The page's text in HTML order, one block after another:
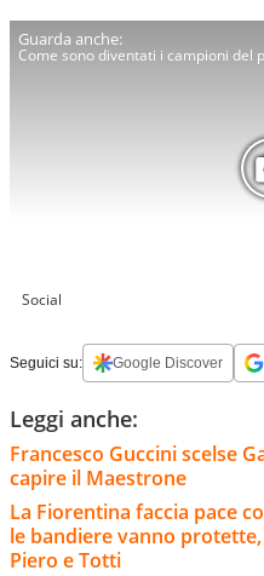
Come sono diventati i campioni del
Social
Seguici su: Google Discover
Leggi anche:
Francesco Guccini scelse
capire il Maestrone
La Fiorentina faccia pace
le bandiere vanno
Piero e Totti